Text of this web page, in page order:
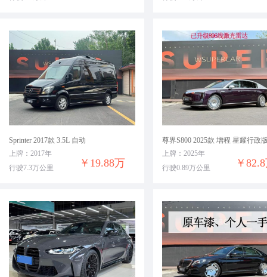
Sprinter 2017款 3.5L 自动
￥19.88万
上牌：2017年
行驶7.3万公里
￥
上牌：2025年
行驶0.89万公里